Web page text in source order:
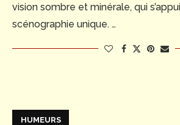
vision sombre et minérale, qui
scénographie unique. …
HUMEURS